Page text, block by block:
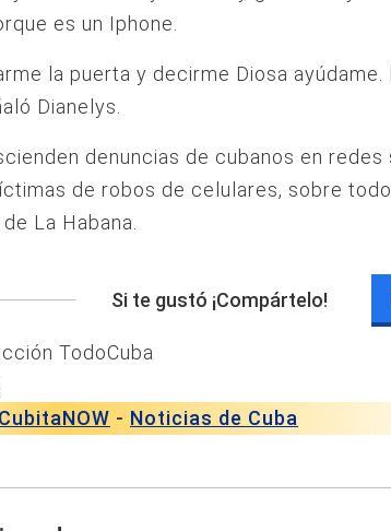
es un Iphone.
la puerta y decirme Diosa ayúdame.
Dianelys.
denuncias de cubanos en redes
de robos de celulares, sobre
La Habana.
Si te gustó ¡Compártelo!
TodoCuba
CubitaNOW - Noticias de Cuba